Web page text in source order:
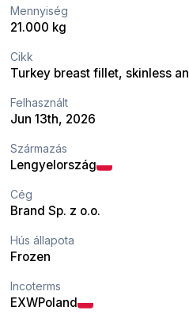
Mennyiség
21.000 kg
Cikk
Turkey breast fillet, skinless
Felhasznált
Jun 13th, 2026
Származás
Lengyelország
Cég
Brand Sp. z o.o.
Hús állapota
Frozen
Incoterms
EXWPoland